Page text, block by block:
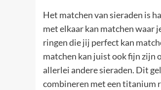
Het matchen van sieraden is
met elkaar kan matchen waar
ringen die jij perfect kan
matchen kan juist ook fijn zijn
allerlei andere sieraden. Dit
combineren met een titanium